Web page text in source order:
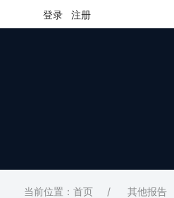
登录 注册
当前位置：首页 / 其他报告